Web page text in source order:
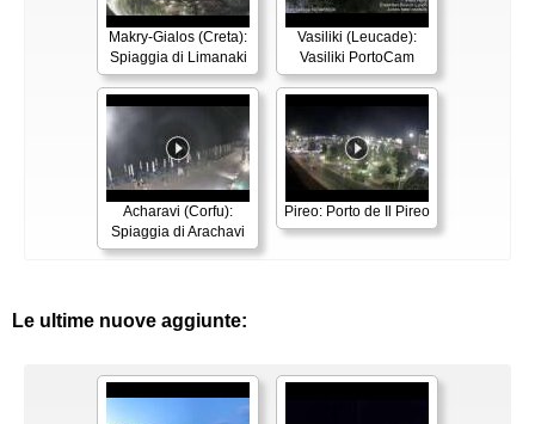
Makry-Gialos (Creta):
Spiaggia di Limanaki
Vasiliki (Leucade):
Vasiliki PortoCam
Acharavi (Corfu):
Spiaggia di Arachavi
Pireo: Porto de Il Pireo
Le ultime nuove aggiunte: